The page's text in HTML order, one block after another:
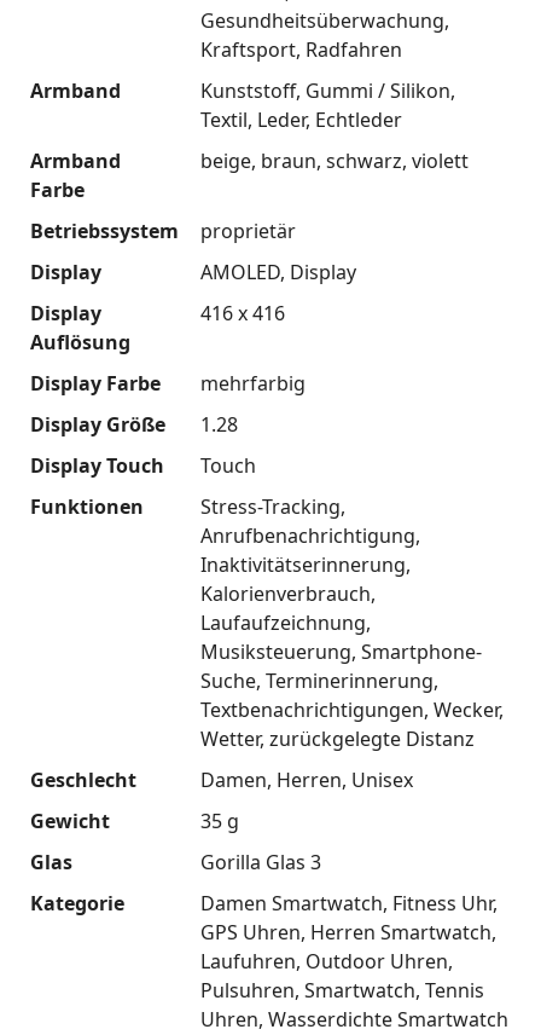
Gesundheitsüberwachung
Kraftsport Radfahren
Armband
Kunststoff Gummi / Silikon
Textil Leder Echtleder
Armband
Farbe
beige braun schwarz violett
Betriebssystem
proprietär
Display
AMOLED Display
Display
Auflösung
416 x 416
Display Farbe
mehrfarbig
Display Größe
1.28
Display Touch
Touch
Funktionen
Stress-Tracking
Anrufbenachrichtigung
Inaktivitätserinnerung
Kalorienverbrauch
Laufaufzeichnung
Musiksteuerung Smartphone-
Suche Terminerinnerung
Textbenachrichtigungen Wecker
Wetter zurückgelegte Distanz
Geschlecht
Damen Herren Unisex
Gewicht
35 g
Glas
Gorilla Glas 3
Kategorie
Damen Smartwatch Fitness Uhr
GPS Uhren Herren Smartwatch
Laufuhren Outdoor Uhren
Pulsuhren Smartwatch Tennis
Uhren Wasserdichte Smartwatch